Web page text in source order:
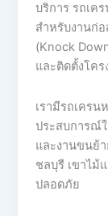
บริการ รถเค
สำหรับงานก่
(Knock
และติดตั้งโคร
เรามีรถเคร
ประสบการณ์
และงานขนย้
ชลบุรี เขาไม้
ปลอดภัย